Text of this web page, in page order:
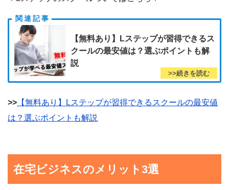
【無料あり】Lステップが習得できるス
クールの最安値は？選ぶポイントも解
説
>> 【無料あり】Lステップが習得できるスクールの最安値
は？選ぶポイントも解説
在宅ビジネスのメリット3選